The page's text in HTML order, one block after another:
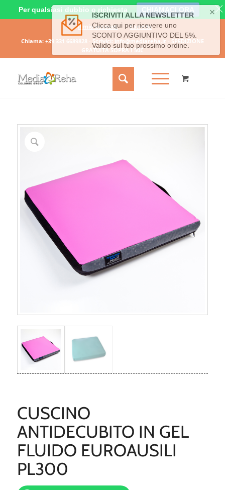
Il mio account
Carrello
Chiama: +39 331 6689828- Scrivici: info@mediareha.it - SPEDIZIONE
GRATUITA SOPRA I 50€
CUSCINO
ANTIDECUBITO IN GEL
FLUIDO EUROAUSILI
PL300
Per qualsiasi dubbio o richiesta CHIAMACI ORA